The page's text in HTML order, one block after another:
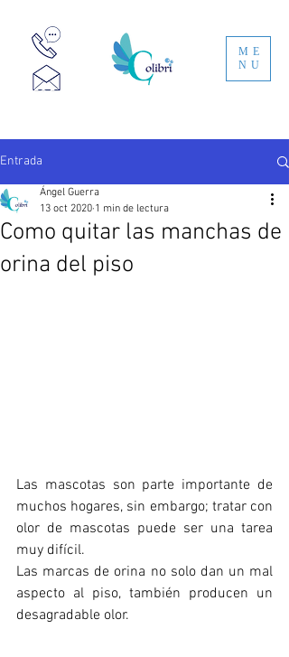
ME
NU
5535484656
Entrada
Como quitar las manchas de
orina del piso
Ángel Guerra
13 oct 2020 1 min de lectura
Las mascotas son parte importante de
muchos hogares, sin embargo; tratar con
olor de mascotas puede ser una tarea
muy difícil.
Las marcas de orina no solo dan un mal
aspecto al piso, también producen un
desagradable olor.